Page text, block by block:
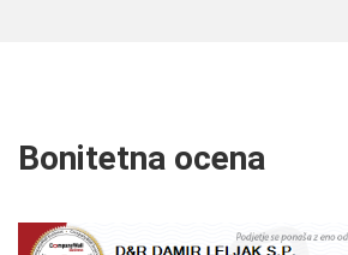
Bonitetna ocena